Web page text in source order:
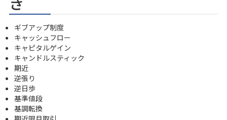
ギブアップ制度
キャッシュフロー
キャピタルゲイン
キャンドルスティック
期近
逆張り
逆日歩
基準値段
基調転換